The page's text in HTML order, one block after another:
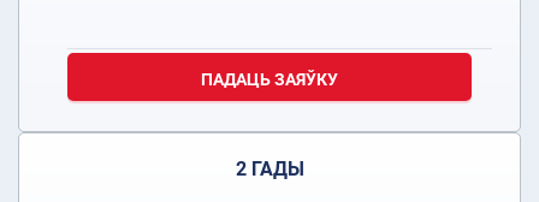
ПАДАЦЬ ЗАЯЎКУ
2 ГАДЫ